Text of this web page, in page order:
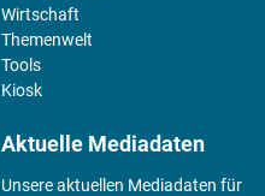
Wirtschaft
Themenwelt
Tools
Kiosk
Aktuelle Mediadaten
Unsere aktuellen Mediadaten für